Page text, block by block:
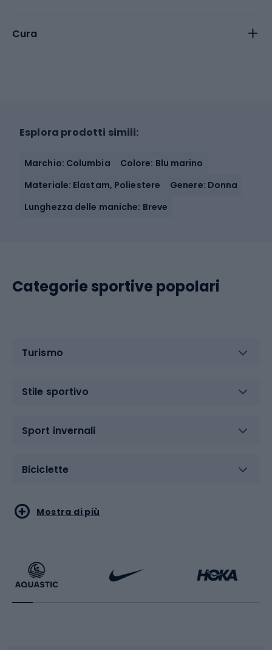
Cura
Esplora prodotti simili:
Marchio: Columbia
Colore: Blu marino
Materiale: Elastam, Poliestere
Genere: Donna
Lunghezza delle maniche: Breve
Categorie sportive popolari
Turismo
Stile sportivo
Sport invernali
Biciclette
Sport acquatici
Bikepacking
Sport di arti marziali
Sport con le racchette
Mostra di più